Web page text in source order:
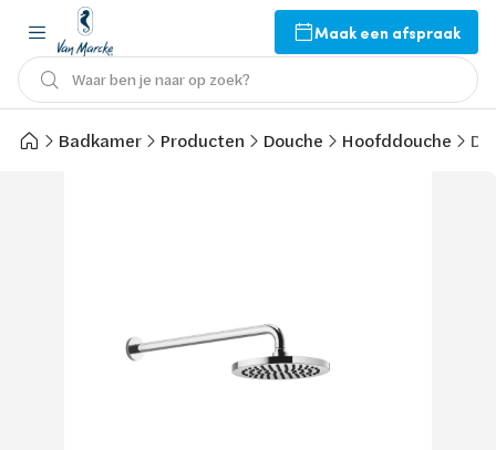
Maak een afspraak
Waar ben je naar op zoek?
Badkamer Producten Douche Hoofddouche